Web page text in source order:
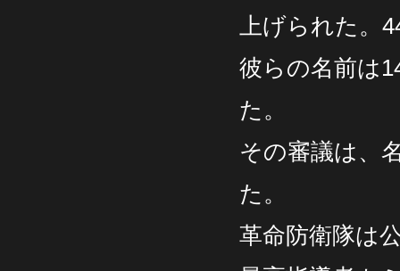
上げられた。
彼らの名前は
た。
その審議は、
た。
革命防衛隊は